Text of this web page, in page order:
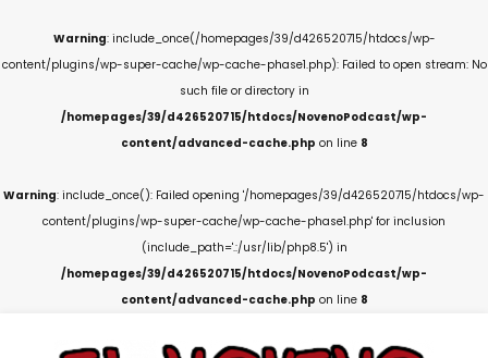
Warning: include_once(/homepages/39/d426520715/htdocs/wp-
content/plugins/wp-super-cache/wp-cache-phase1.php): Failed to open stream: No
such file or directory in
/homepages/39/d426520715/htdocs/NovenoPodcast/wp-
content/advanced-cache.php on line 8
Warning: include_once(): Failed opening '/homepages/39/d426520715/htdocs/wp-
content/plugins/wp-super-cache/wp-cache-phase1.php' for inclusion
(include_path='.:/usr/lib/php8.5') in
/homepages/39/d426520715/htdocs/NovenoPodcast/wp-
content/advanced-cache.php on line 8